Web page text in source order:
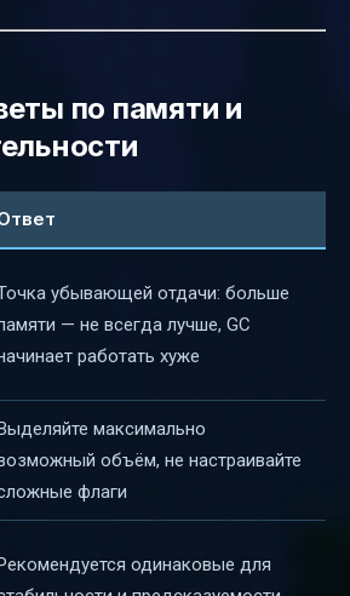
по памяти и
убывающей отдачи: больше
— не всегда лучше, GC
работать хуже
Выделяйте максимально
объём, не настраивайте
флаги
Рекомендуется одинаковые для